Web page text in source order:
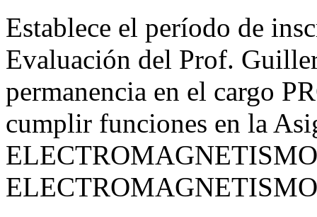
Establece el período de
Evaluación del Prof.
permanencia en el cargo
cumplir funciones en la